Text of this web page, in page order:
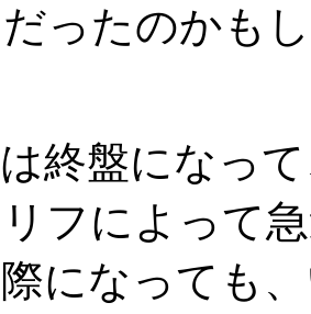
ったのかも
終盤になっ
フによって
になっても